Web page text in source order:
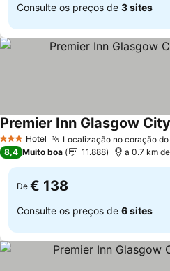
Consulte os preços de 3 sites
3 EstrelasHotel Localização no coração
Premier Inn Glasgow
8,4 Muito boa 11.888 a 0.7 km
De € 138
Consulte os preços de 6 sites